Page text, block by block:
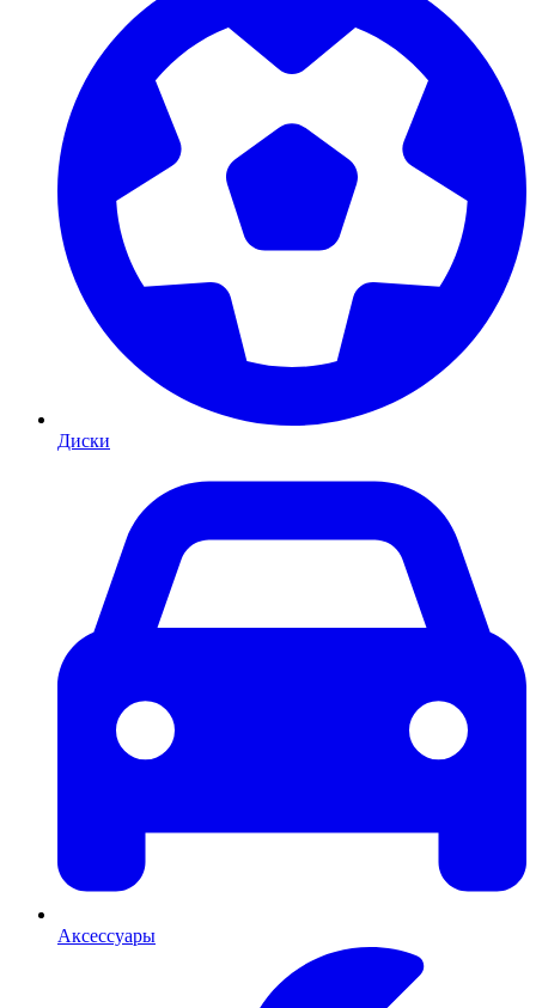
Диски
Аксессуары